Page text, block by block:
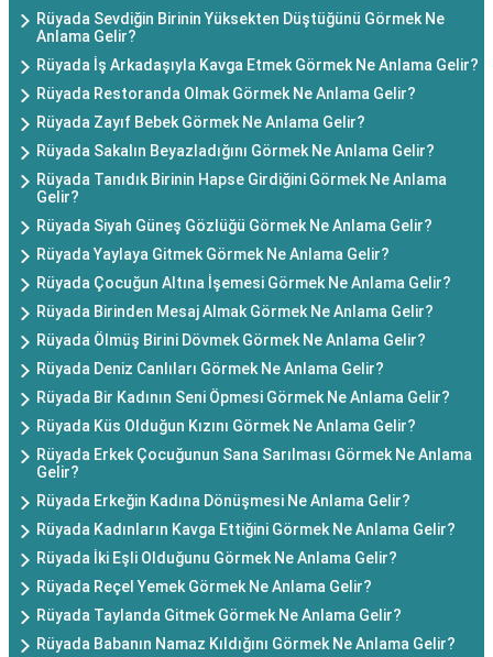
Rüyada Sevdiğin Birinin Yüksekten Düştüğünü Görmek Ne
Anlama Gelir?
Rüyada İş Arkadaşıyla Kavga Etmek Görmek Ne Anlama Gelir?
Rüyada Restoranda Olmak Görmek Ne Anlama Gelir?
Rüyada Zayıf Bebek Görmek Ne Anlama Gelir?
Rüyada Sakalın Beyazladığını Görmek Ne Anlama Gelir?
Rüyada Tanıdık Birinin Hapse Girdiğini Görmek Ne Anlama
Gelir?
Rüyada Siyah Güneş Gözlüğü Görmek Ne Anlama Gelir?
Rüyada Yaylaya Gitmek Görmek Ne Anlama Gelir?
Rüyada Çocuğun Altına İşemesi Görmek Ne Anlama Gelir?
Rüyada Birinden Mesaj Almak Görmek Ne Anlama Gelir?
Rüyada Ölmüş Birini Dövmek Görmek Ne Anlama Gelir?
Rüyada Deniz Canlıları Görmek Ne Anlama Gelir?
Rüyada Bir Kadının Seni Öpmesi Görmek Ne Anlama Gelir?
Rüyada Küs Olduğun Kızını Görmek Ne Anlama Gelir?
Rüyada Erkek Çocuğunun Sana Sarılması Görmek Ne Anlama
Gelir?
Rüyada Erkeğin Kadına Dönüşmesi Ne Anlama Gelir?
Rüyada Kadınların Kavga Ettiğini Görmek Ne Anlama Gelir?
Rüyada İki Eşli Olduğunu Görmek Ne Anlama Gelir?
Rüyada Reçel Yemek Görmek Ne Anlama Gelir?
Rüyada Taylanda Gitmek Görmek Ne Anlama Gelir?
Rüyada Babanın Namaz Kıldığını Görmek Ne Anlama Gelir?